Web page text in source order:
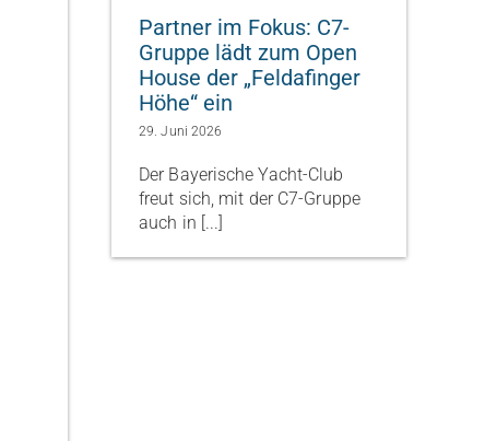
Partner im Fokus: C7-
Gruppe lädt zum Open
House der „Feldafinger
Höhe“ ein
29. Juni 2026
Der Bayerische Yacht-Club
freut sich, mit der C7-Gruppe
auch in [...]